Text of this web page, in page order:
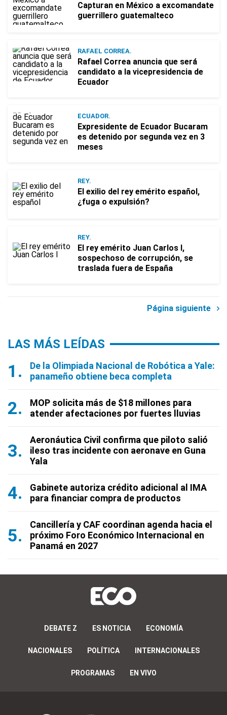
Capturan en México a excomandate
guerrillero guatemalteco
RAFAEL CORREA.
Rafael Correa anuncia que será
candidato a la vicepresidencia de
Ecuador
ECUADOR.
Expresidente de Ecuador Bucaram
es detenido por segunda vez en 3
meses
REY.
El exilio del rey emérito español,
¿fuga o expulsión?
REY.
El rey emérito Juan Carlos I,
sospechoso de corrupción, se
traslada fuera de España
Página siguiente
LAS MÁS LEÍDAS
De la Olimpiada Nacional de Robótica a Yale:
panameño obtiene beca completa
MOP solicita más de $18 millones para
atender afectaciones por fuertes lluvias
Aeronáutica Civil confirma que piloto salió
ileso tras incidente con aeronave en Guna
Yala
Gabinete autoriza crédito adicional al IMA
para financiar compra de productos
Cancillería y CAF coordinan agenda hacia el
próximo Foro Económico Internacional en
Panamá en 2027
DEBATE Z ES NOTICIA ECONOMÍA
NACIONALES POLÍTICA INTERNACIONALES
PROGRAMAS EN VIVO